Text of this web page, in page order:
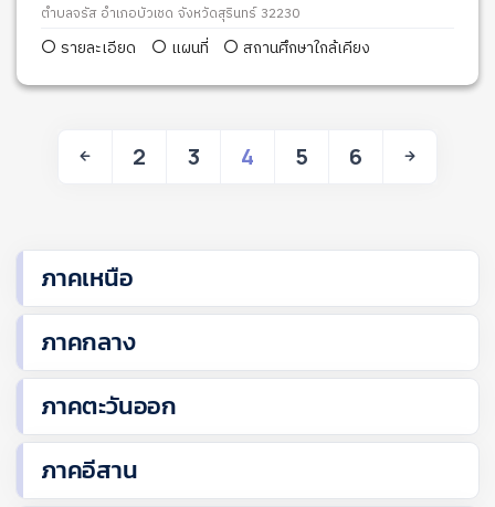
ตำบลจรัส อำเภอบัวเชด จังหวัดสุรินทร์ 32230
รายละเอียด แผนที่ สถานศึกษาใกล้เคียง
2 3 4 5 6
ภาคเหนือ
ภาคกลาง
ภาคตะวันออก
ภาคอีสาน